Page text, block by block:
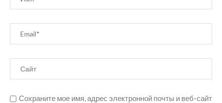
Сохраните мое имя, адрес электронной почты и веб-сайт